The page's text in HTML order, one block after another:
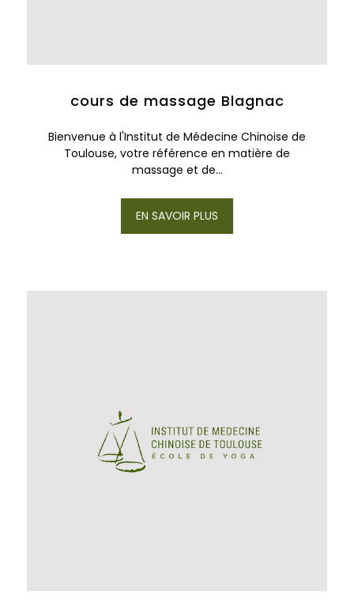
cours de massage Blagnac
Bienvenue à l'Institut de Médecine Chinoise de
Toulouse, votre référence en matière de
massage et de...
EN SAVOIR PLUS